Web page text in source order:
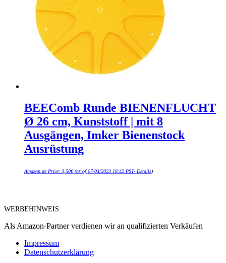
BEEComb Runde BIENENFLUCHT
Ø 26 cm, Kunststoff | mit 8
Ausgängen, Imker Bienenstock
Ausrüstung
Amazon.de Price: 3,50€(as of 07/04/2023 18:42 PST- Details)
WERBEHINWEIS
Als Amazon-Partner verdienen wir an qualifizierten Verkäufen
Impressum
Datenschutzerklärung